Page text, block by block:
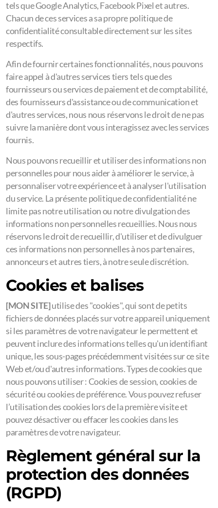
tels que Google Analytics, Facebook Pixel et autres.
Chacun de ces services a sa propre politique de
confidentialité consultable directement sur les sites
respectifs.
Afin de fournir certaines fonctionnalités, nous pouvons
faire appel à d'autres services tiers tels que des
fournisseurs ou services de paiement et de comptabilité,
des fournisseurs d'assistance ou de communication et
d'autres services, nous nous réservons le droit de ne pas
suivre la manière dont vous interagissez avec les services
fournis.
Nous pouvons recueillir et utiliser des informations non
personnelles pour nous aider à améliorer le service, à
personnaliser votre expérience et à analyser l'utilisation
du service. La présente politique de confidentialité ne
limite pas notre utilisation ou notre divulgation des
informations non personnelles recueillies. Nous nous
réservons le droit de recueillir, d'utiliser et de divulguer
ces informations non personnelles à nos partenaires,
annonceurs et autres tiers, à notre seule discrétion.
Cookies et balises
[MON SITE]utilise des "cookies", qui sont de petits
fichiers de données placés sur votre appareil uniquement
si les paramètres de votre navigateur le permettent et
peuvent inclure des informations telles qu'un identifiant
unique, les sous-pages précédemment visitées sur ce site
Web et/ou d'autres informations. Types de cookies que
nous pouvons utiliser : Cookies de session, cookies de
sécurité ou cookies de préférence. Vous pouvez refuser
l’utilisation des cookies lors de la première visite et
pouvez désactiver ou effacer les cookies dans les
paramètres de votre navigateur.
Règlement général sur la
protection des données
(RGPD)